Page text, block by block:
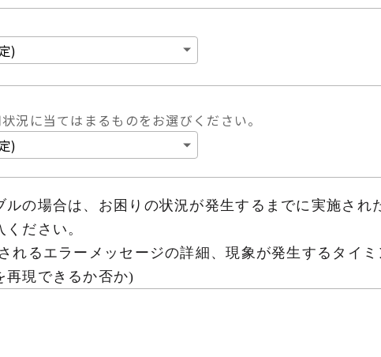
況に当てはまるものをお選びください。
ルの場合は、お困りの状況が発生するまでに実施され
ください。
れるエラーメッセージの詳細、現象が発生するタイミ
再現できるか否か)